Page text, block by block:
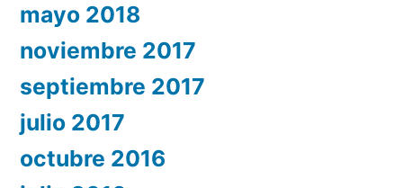
mayo 2018
noviembre 2017
septiembre 2017
julio 2017
octubre 2016